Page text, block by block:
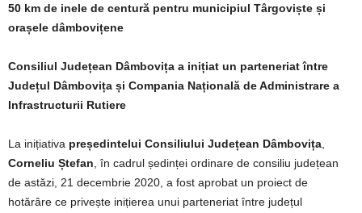
50 km de inele de centură pentru municipiul Târgoviște și
orașele dâmbovițene
Consiliul Județean Dâmbovița a inițiat un parteneriat între
Județul Dâmbovița și Compania Națională de Administrare a
Infrastructurii Rutiere
La inițiativa președintelui Consiliului Județean Dâmbovița
Corneliu Ștefan , în cadrul ședinței ordinare de consiliu județean
de astăzi, 21 decembrie 2020, a fost aprobat un proiect de
hotărâre ce privește inițierea unui parteneriat între județul